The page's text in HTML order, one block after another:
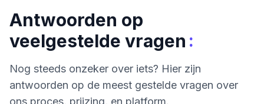
Antwoorden op
veelgestelde vragen :
Nog steeds onzeker over iets? Hier zijn
antwoorden op de meest gestelde vragen over
ons proces, prijzing, en platform.